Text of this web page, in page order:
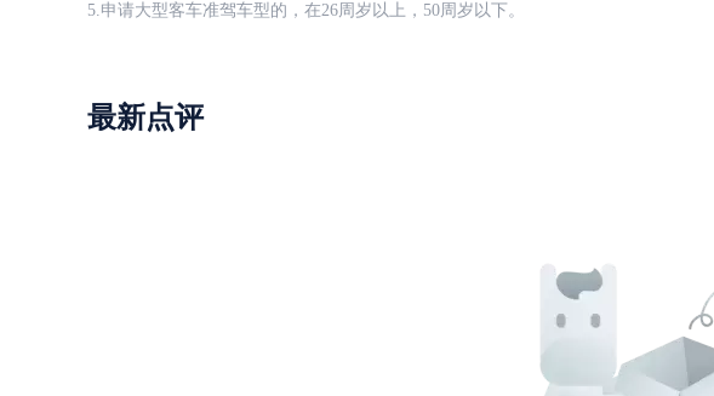
5.申请大型客车准驾车型的，在26周岁以上，50周岁以下。
最新点评